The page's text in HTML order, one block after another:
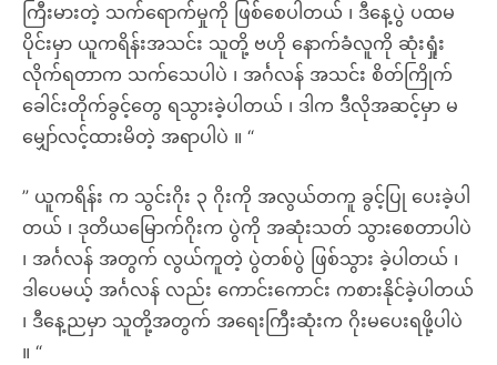
ကြီးမားတဲ့ သက်ရောက်မှုကို ဖြစ်စေပါတယ် ၊ ဒီနေ့ပွဲ ပထမ
ပိုင်းမှာ ယူကရိန်းအသင်း သူတို့ ဗဟို နောက်ခံလူကို ဆုံးရှုံး
လိုက်ရတာက သက်သေပါပဲ ၊ အင်္ဂလန် အသင်း စိတ်ကြိုက်
ခေါင်းတိုက်ခွင့်တွေ ရသွားခဲ့ပါတယ် ၊ ဒါက ဒီလိုအဆင့်မှာ မ
မျှော်လင့်ထားမိတဲ့ အရာပါပဲ ။ “
” ယူကရိန်း က သွင်းဂိုး ၃ ဂိုးကို အလွယ်တကူ ခွင့်ပြု ပေးခဲ့ပါ
တယ် ၊ ဒုတိယမြောက်ဂိုးက ပွဲကို အဆုံးသတ် သွားစေတာပါပဲ
၊ အင်္ဂလန် အတွက် လွယ်ကူတဲ့ ပွဲတစ်ပွဲ ဖြစ်သွား ခဲ့ပါတယ် ၊
ဒါပေမယ့် အင်္ဂလန် လည်း ကောင်းကောင်း ကစားနိုင်ခဲ့ပါတယ်
၊ ဒီနေ့ညမှာ သူတို့အတွက် အရေးကြီးဆုံးက ဂိုးမပေးရဖို့ပါပဲ
။ “